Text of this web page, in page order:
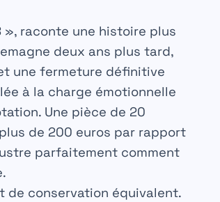
», raconte une histoire plus
deux ans plus tard,
une fermeture définitive
à la charge émotionnelle
Une pièce de 20
de 200 euros par rapport
parfaitement comment
de conservation équivalent.